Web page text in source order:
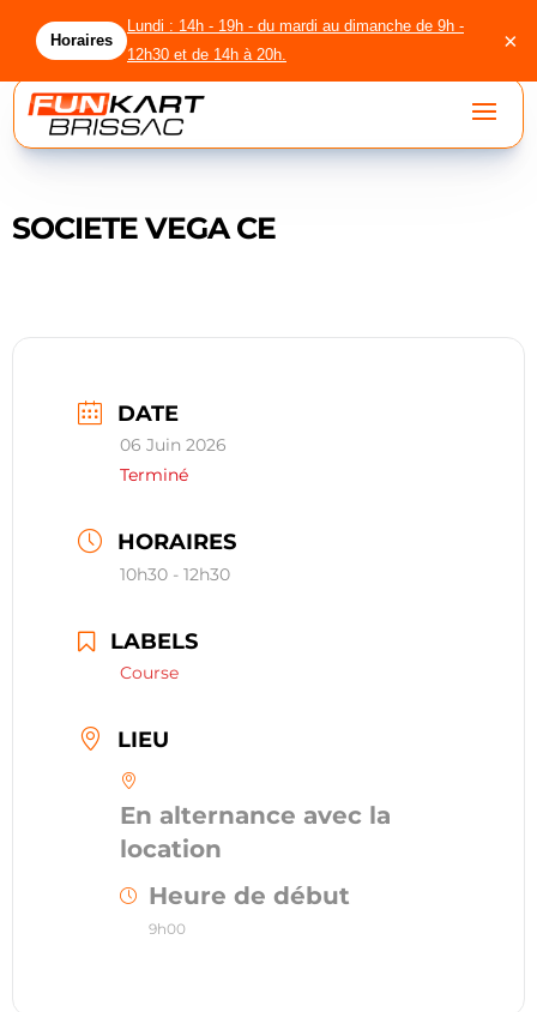
Horaires
Lundi : 14h - 19h - du mardi au dimanche de 9h -
12h30 et de 14h à 20h.
×
accueil
location
licenciés
agenda
restauration
réserver ma séance
SOCIETE VEGA CE
DATE
06 Juin 2026
Terminé
HORAIRES
10h30 - 12h30
LABELS
Course
LIEU
En alternance avec la
location
Heure de début
9h00